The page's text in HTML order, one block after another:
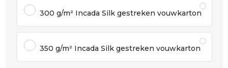
300 g/m² Incada Silk gestreken vouwkarton
350 g/m² Incada Silk gestreken vouwkarton